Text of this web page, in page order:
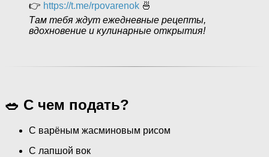
👉 https://t.me/rpovarenok 🍜
Там тебя ждут ежедневные рецепты,
вдохновение и кулинарные открытия!
🥗 С чем подать?
С варёным жасминовым рисом
С лапшой вок